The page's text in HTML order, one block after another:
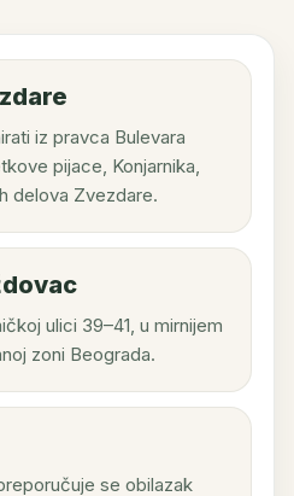
iz pravca Bulevara
pijace, Konjarnika,
delova Zvezdare.
ulici 39–41, u mirnijem
zoni Beograda.
se obilazak